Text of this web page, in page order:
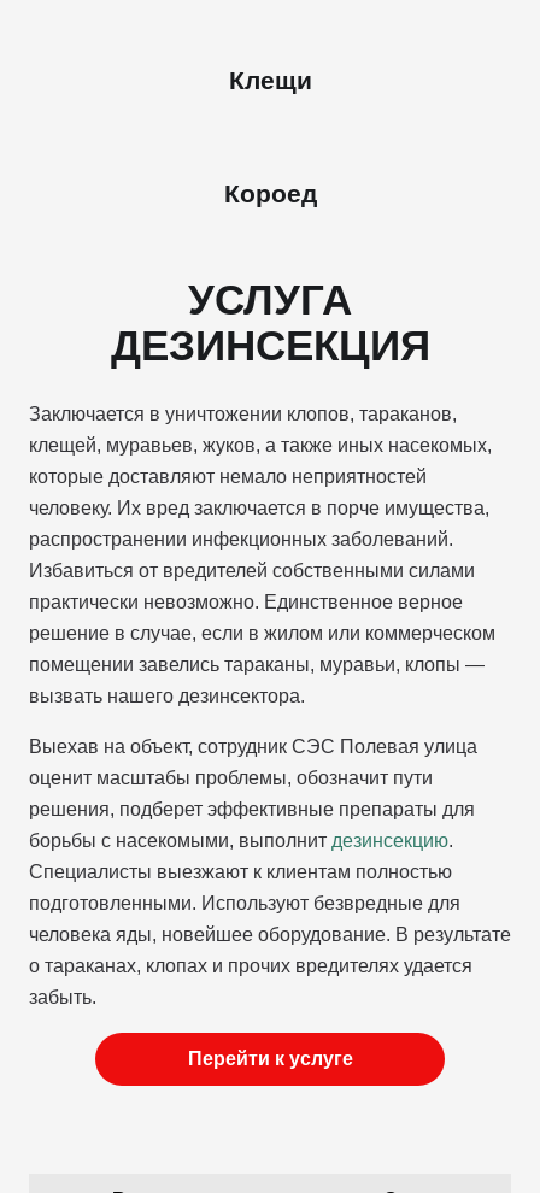
Клещи
Короед
УСЛУГА
ДЕЗИНСЕКЦИЯ
Заключается в уничтожении клопов, тараканов,
клещей, муравьев, жуков, а также иных насекомых,
которые доставляют немало неприятностей
человеку. Их вред заключается в порче имущества,
распространении инфекционных заболеваний.
Избавиться от вредителей собственными силами
практически невозможно. Единственное верное
решение в случае, если в жилом или коммерческом
помещении завелись тараканы, муравьи, клопы —
вызвать нашего дезинсектора.
Выехав на объект, сотрудник СЭС Полевая улица
оценит масштабы проблемы, обозначит пути
решения, подберет эффективные препараты для
борьбы с насекомыми, выполнит дезинсекцию.
Специалисты выезжают к клиентам полностью
подготовленными. Используют безвредные для
человека яды, новейшее оборудование. В результате
о тараканах, клопах и прочих вредителях удается
забыть.
Перейти к услуге